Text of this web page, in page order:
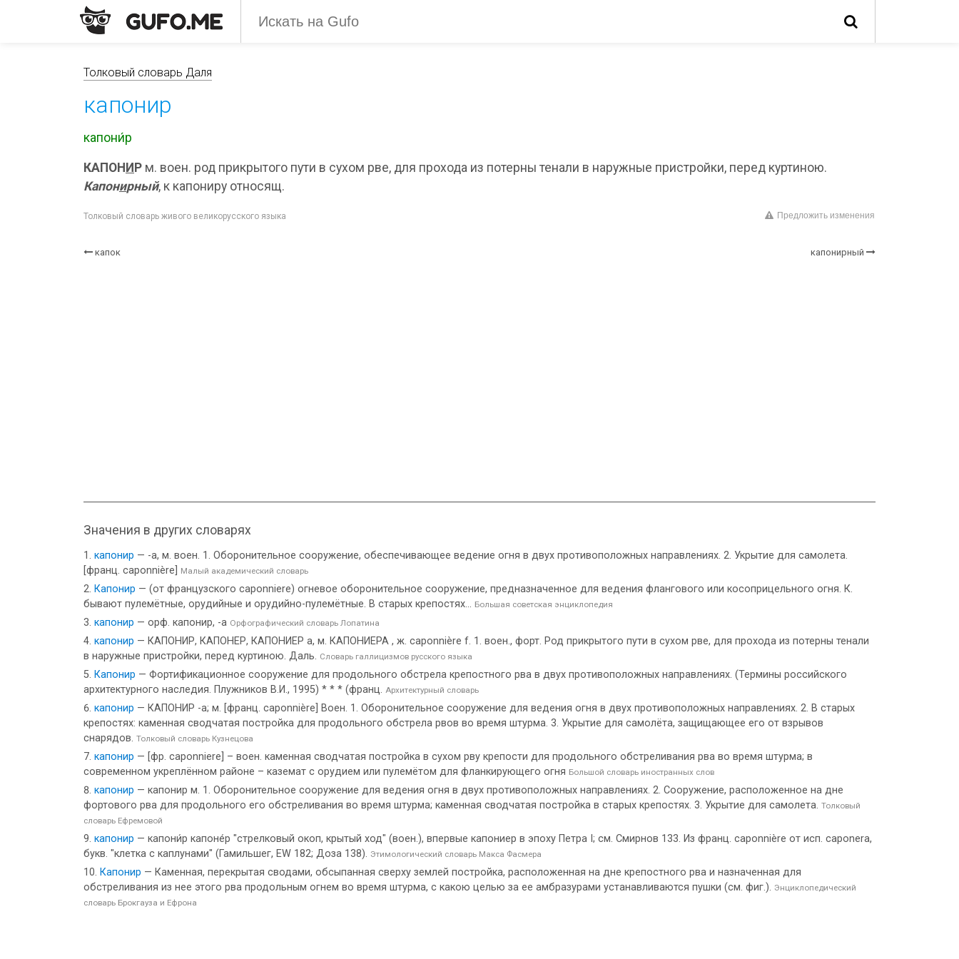
Толковый словарь Даля
капонир
капони́р
КАПОН И Р м. воен. род прикрытого пути в сухом рве, для прохода из потерны тенали в наружные пристройки, перед куртиною.
Капонирный, к капониру относящ.
Толковый словарь живого великорусского языка Предложить изменения
капок капонирный
Значения в других словарях
капонир — -а, м. воен. 1. Оборонительное сооружение, обеспечивающее ведение огня в двух противоположных направлениях. 2. Укрытие для самолета.
[франц. caponnière]
Малый академический словарь
Капонир — (от французского caponniere) огневое оборонительное сооружение, предназначенное для ведения флангового или косоприцельного огня. К.
бывают пулемётные, орудийные и орудийно-пулемётные. В старых крепостях... Большая советская энциклопедия
капонир — орф. капонир, -а Орфографический словарь Лопатина
капонир — КАПОНИР, КАПОНЕР, КАПОНИЕР а, м. КАПОНИЕРА , ж. caponnière f. 1. воен., форт. Род прикрытого пути в сухом рве, для прохода из потерны тенали
в наружные пристройки, перед куртиною. Даль. Словарь галлицизмов русского языка
Капонир — Фортификационное сооружение для продольного обстрела крепостного рва в двух противоположных направлениях. (Термины российского
архитектурного наследия. Плужников В.И., 1995) * * * (франц. Архитектурный словарь
капонир — КАПОНИР -а; м. [франц. caponnière] Воен. 1. Оборонительное сооружение для ведения огня в двух противоположных направлениях. 2. В старых
крепостях: каменная сводчатая постройка для продольного обстрела рвов во время штурма. 3. Укрытие для самолёта, защищающее его от взрывов
снарядов. Толковый словарь Кузнецова
капонир — [фр. caponniere] – воен. каменная сводчатая постройка в сухом рву крепости для продольного обстреливания рва во время штурма; в
современном укреплённом районе – каземат с орудием или пулемётом для фланкирующего огня Большой словарь иностранных слов
капонир — капонир м. 1. Оборонительное сооружение для ведения огня в двух противоположных направлениях. 2. Сооружение, расположенное на дне
фортового рва для продольного его обстреливания во время штурма; каменная сводчатая постройка в старых крепостях. 3. Укрытие для самолета. Толковый
словарь Ефремовой
капонир — капони́р капоне́р "стрелковый окоп, крытый ход" (воен.), впервые капониер в эпоху Петра I; см. Смирнов 133. Из франц. caponnière от исп. сароnеrа,
букв. "клетка с каплунами" (Гамильшег, ЕW 182; Доза 138). Этимологический словарь Макса Фасмера
Капонир — Каменная, перекрытая сводами, обсыпанная сверху землей постройка, расположенная на дне крепостного рва и назначенная для
обстреливания из нее этого рва продольным огнем во время штурма, с какою целью за ее амбразурами устанавливаются пушки (см. фиг.). Энциклопедический
словарь Брокгауза и Ефрона